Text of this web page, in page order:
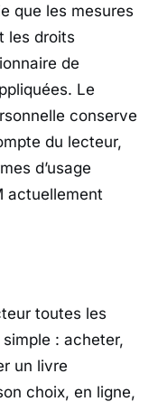
que les mesures
les droits
de
Le
conserve
du lecteur,
d’usage
actuellement
toutes les
: acheter,
un livre
choix, en ligne,